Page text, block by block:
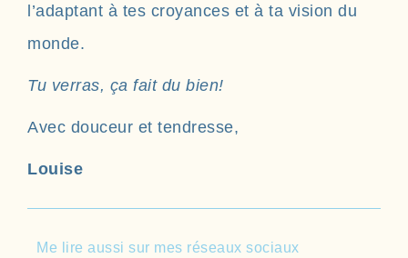
l’adaptant à tes croyances et à ta vision du
monde.
Tu verras, ça fait du bien!
Avec douceur et tendresse,
Louise
Me lire aussi sur mes réseaux sociaux